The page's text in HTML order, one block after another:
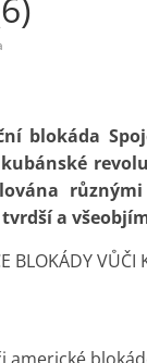
blokáda
a
BLOKÁDY VŮČI